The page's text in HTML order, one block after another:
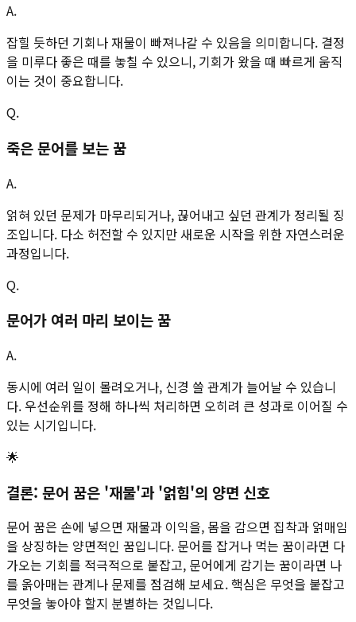
A.
잡힐 듯하던 기회나 재물이 빠져나갈 수 있음을 의미합니다. 결정
을 미루다 좋은 때를 놓칠 수 있으니, 기회가 왔을 때 빠르게 움직
이는 것이 중요합니다.
Q.
죽은 문어를 보는 꿈
A.
얽혀 있던 문제가 마무리되거나, 끊어내고 싶던 관계가 정리될 징
조입니다. 다소 허전할 수 있지만 새로운 시작을 위한 자연스러운
과정입니다.
Q.
문어가 여러 마리 보이는 꿈
A.
동시에 여러 일이 몰려오거나, 신경 쓸 관계가 늘어날 수 있습니
다. 우선순위를 정해 하나씩 처리하면 오히려 큰 성과로 이어질 수
있는 시기입니다.
🌟
결론: 문어 꿈은 '재물'과 '얽힘'의 양면 신호
문어 꿈은 손에 넣으면 재물과 이익을, 몸을 감으면 집착과 얽매임
을 상징하는 양면적인 꿈입니다. 문어를 잡거나 먹는 꿈이라면 다
가오는 기회를 적극적으로 붙잡고, 문어에게 감기는 꿈이라면 나
를 옭아매는 관계나 문제를 점검해 보세요. 핵심은 무엇을 붙잡고
무엇을 놓아야 할지 분별하는 것입니다.